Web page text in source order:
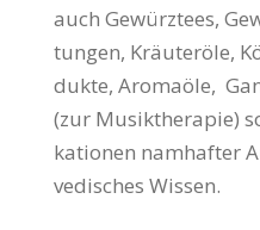
auch Gewürz­tees,
tungen, Kräuter­öle,
dukte, Aroma­öle,
(zur Musik­therapie)
ka­tionen namhafter
vedisches Wissen.